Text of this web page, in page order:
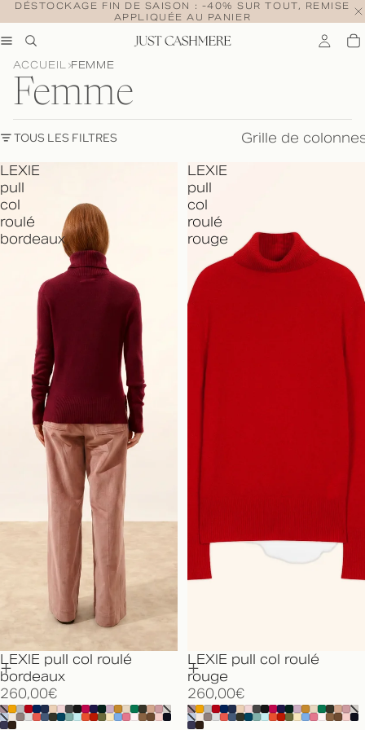
DÉSTOCKAGE FIN DE SAISON : -40% SUR TOUT, REMISE
APPLIQUÉE AU PANIER
ACCUEIL FEMME
Femme
TOUS LES FILTRES
Grille de
LEXIE
pull
col
roulé
bordeaux
LEXIE pull col roulé
bordeaux
260,00€
LEXIE
pull
col
roulé
rouge
LEXIE pull col roulé
rouge
260,00€